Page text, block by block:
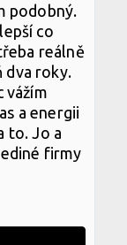
podobný.
co
reálně
dva roky.
vážím
a energii
to. Jo a
firmy